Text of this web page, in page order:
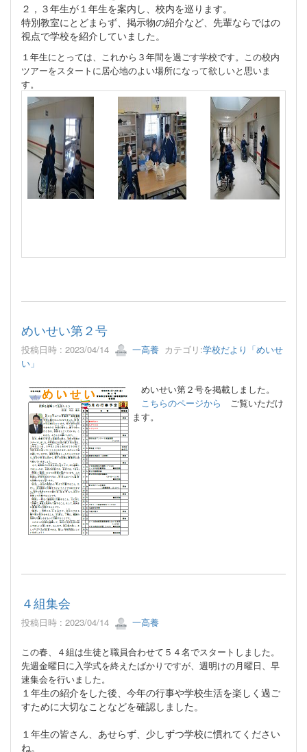
２，３年生が１年生を案内し、校内を巡ります。
特別教室にとどまらず、掲示物の紹介など、先輩ならではの
視点で学校を紹介していました。
１年生にとっては、これから３年間を過ごす学校です。この校内
ツアーをスタートに居心地のよい場所になって欲しいと思いま
す。
めいせい第２号
投稿日時 : 2023/04/14 一高養 カテゴリ:学校だより「めいせ
い」
めいせい第２号を掲載しました。
こちらのページから
ご覧いただけ
ます。
４組集会
投稿日時 : 2023/04/14 一高養
この春、 ４組は生徒と職員合わせて５４名でスタートしました。
先週金曜日に入学式を終えたばかりですが、週明けの月曜日、早
速集会を行いました。
１年生の紹介をした後、今年の行事や学校生活を楽しく過ご
すために大切なことなどを確認しました。
１年生の皆さん、あせらず、少しずつ学校に慣れてください
ね。